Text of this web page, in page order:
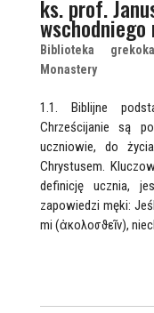
ks. prof.
Biblioteka
Monastery
1.1. Biblijne
Chrześcijanie są
uczniowie, do
Chrystusem.
definicję ucznia,
zapowiedzi męki:
mi (ἀκολοσϑεῖν),